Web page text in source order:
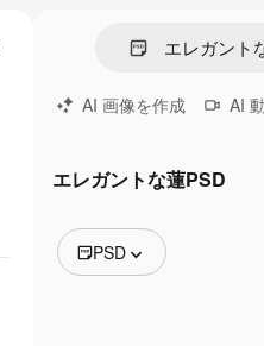
AI 画像を作成 AI
エレガントな蓮PSD
PSD